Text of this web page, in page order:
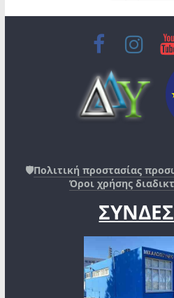
🛡️Πολιτική προστασίας
Όροι χρήσης